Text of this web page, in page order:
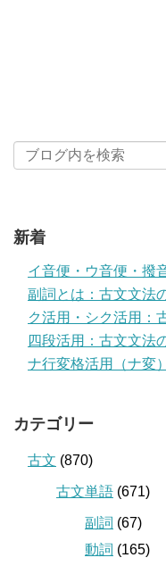
新着
イ音便・ウ音便・撥
副詞とは：古文文法
ク活用・シク活用：
四段活用：古文文法
ナ行変格活用（ナ変
カテゴリー
古文 (870)
古文単語 (671)
副詞 (67)
動詞 (165)